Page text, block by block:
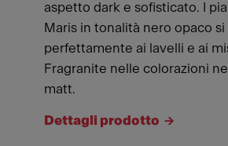
aspetto dark e sofisticato. I
Maris in tonalità nero opaco si
perfettamente ai lavelli e ai
Fragranite nelle colorazioni
matt.
Dettagli prodotto